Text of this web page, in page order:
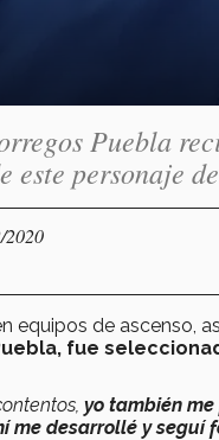
Puebla
este personaje
2020
de ascenso,
fue
yo también
me desarrollé y seguí